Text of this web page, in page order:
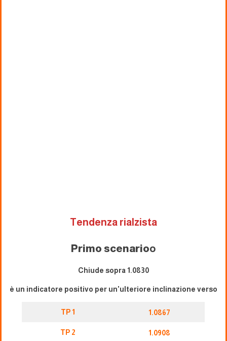
Tendenza rialzista
Primo scenarioo
Chiude sopra 1.0830
è un indicatore positivo per un'ulteriore inclinazione verso
TP 1 1.0867
TP 2 1.0908